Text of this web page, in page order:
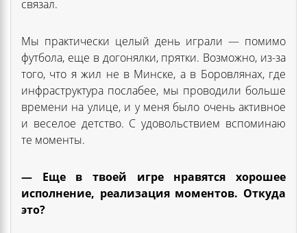
связал.
Мы практически целый день играли — помимо
футбола, еще в догонялки, прятки. Возможно, из-за
того, что я жил не в Минске, а в Боровлянах, где
инфраструктура послабее, мы проводили больше
времени на улице, и у меня было очень активное
и веселое детство. С удовольствием вспоминаю
те моменты.
— Еще в твоей игре нравятся хорошее
исполнение, реализация моментов. Откуда
это?